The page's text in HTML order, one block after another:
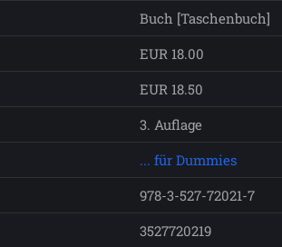
Buch [Taschenbuch]
EUR 18.00
EUR 18.50
3. Auflage
... für Dummies
978-3-527-72021-7
3527720219